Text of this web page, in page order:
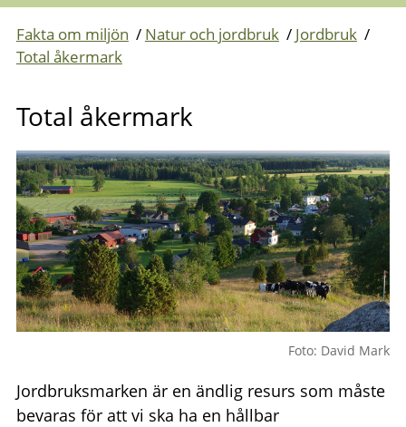
Fakta om miljön / Natur och jordbruk / Jordbruk /
Total åkermark
Total åkermark
Foto: David Mark
Jordbruksmarken är en ändlig resurs som måste
bevaras för att vi ska ha en hållbar